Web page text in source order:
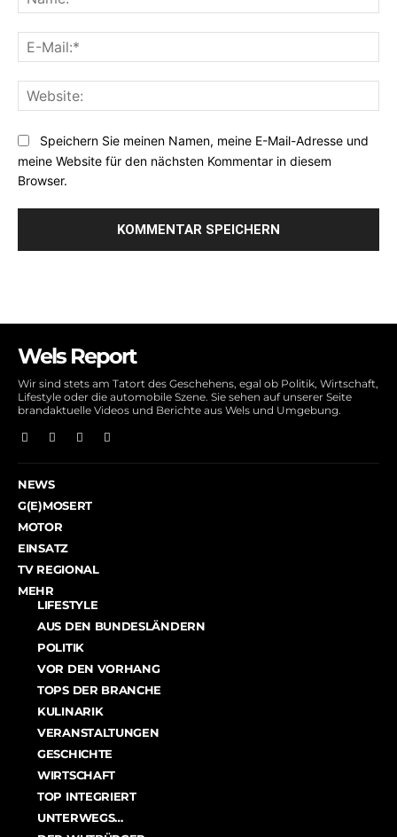
Speichern Sie meinen Namen, meine E-Mail-Adresse und
meine Website für den nächsten Kommentar in diesem
Browser.
Wels Report
Wir sind stets am Tatort des Geschehens, egal ob Politik, Wirtschaft,
Lifestyle oder die automobile Szene. Sie sehen auf unserer Seite
brandaktuelle Videos und Berichte aus Wels und Umgebung.
NEWS
G(E)MOSERT
MOTOR
EINSATZ
TV REGIONAL
MEHR
LIFESTYLE
AUS DEN BUNDESLÄNDERN
POLITIK
VOR DEN VORHANG
TOPS DER BRANCHE
KULINARIK
VERANSTALTUNGEN
GESCHICHTE
WIRTSCHAFT
TOP INTEGRIERT
UNTERWEGS…